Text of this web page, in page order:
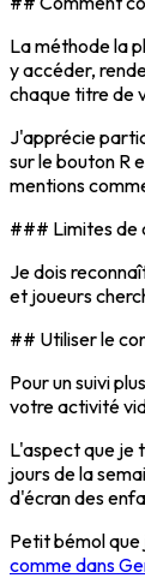
La méthode la
y accéder,
chaque titre de
J'apprécie
sur le bouton R
mentions
### Limites de
Je dois
et joueurs
## Utiliser le
Pour un suivi
votre activité
L'aspect que je
jours de la
d'écran des
Petit bémol que
comme dans